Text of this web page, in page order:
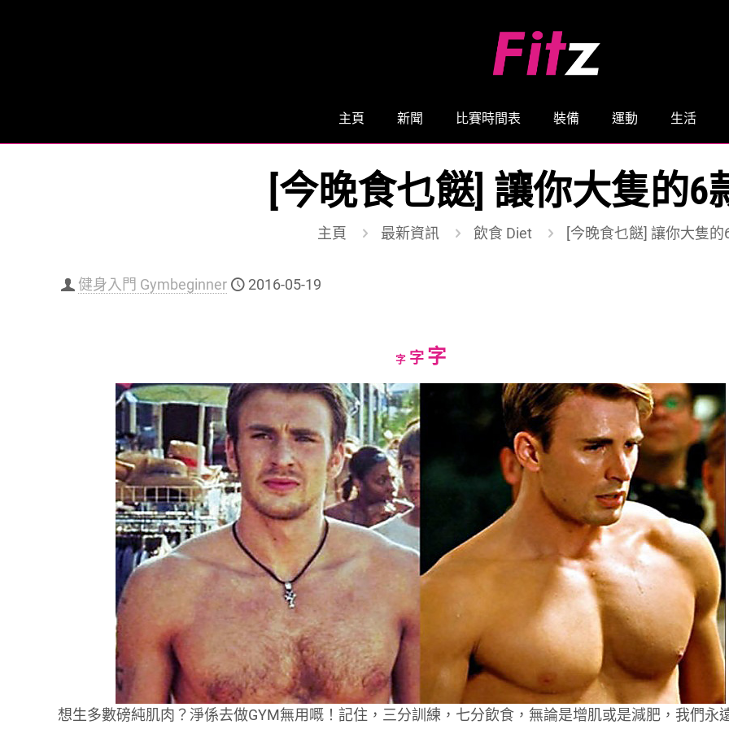
主頁 新聞 比賽時間表 裝備 運動 生活
[今晚食乜餸] 讓你大隻的6
主頁 最新資訊 飲食 Diet [今晚食乜餸] 讓你大隻的
健身入門 Gymbeginner 2016-05-19
字Decrease
size.
字Reset
字Increase
font
想生多數磅純肌肉？淨係去做GYM無用嘅！記住，三分訓練，七分飲食，無論是增肌或是減肥，我們永